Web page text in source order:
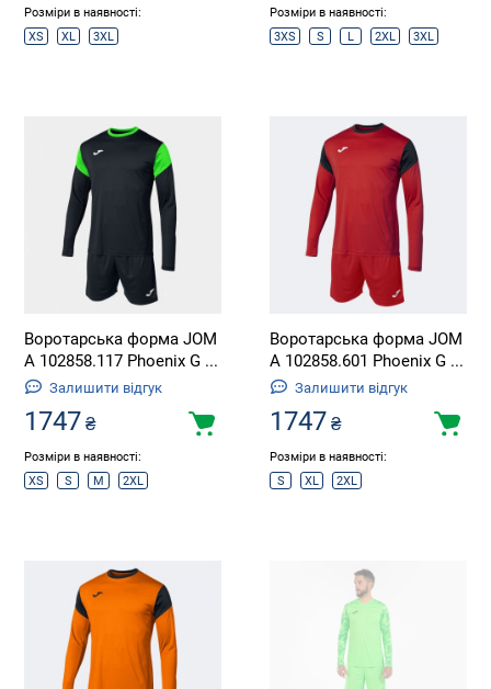
Розміри в наявності:
XS
XL 3XL
Розміри в наявності:
3XS
S L 2XL 3XL
Воротарська форма JOM
A 102858.117 Phoenix G ...
Залишити відгук
1747 ₴
Розміри в наявності:
XS
S M 2XL
Воротарська форма JOM
A 102858.601 Phoenix G ...
Залишити відгук
1747 ₴
Розміри в наявності:
S
XL 2XL